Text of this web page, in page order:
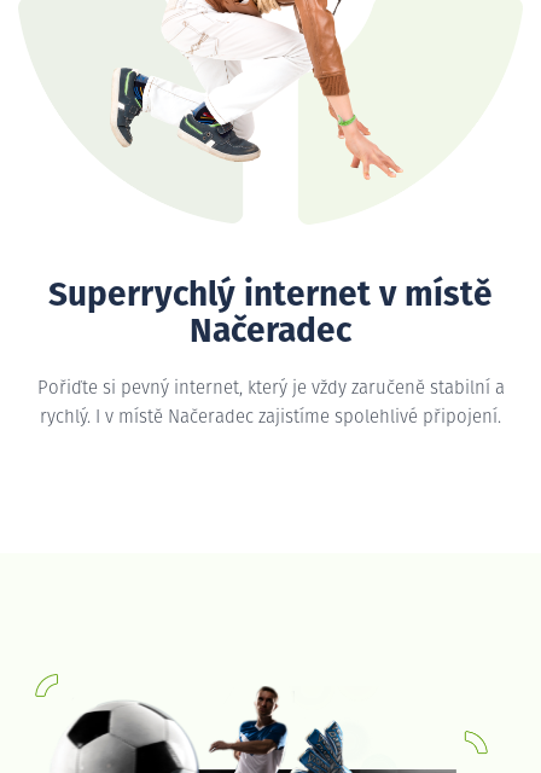
Superrychlý internet v místě
Načeradec
Pořiďte si pevný internet, který je vždy zaručeně stabilní a
rychlý. I v místě Načeradec zajistíme spolehlivé připojení.